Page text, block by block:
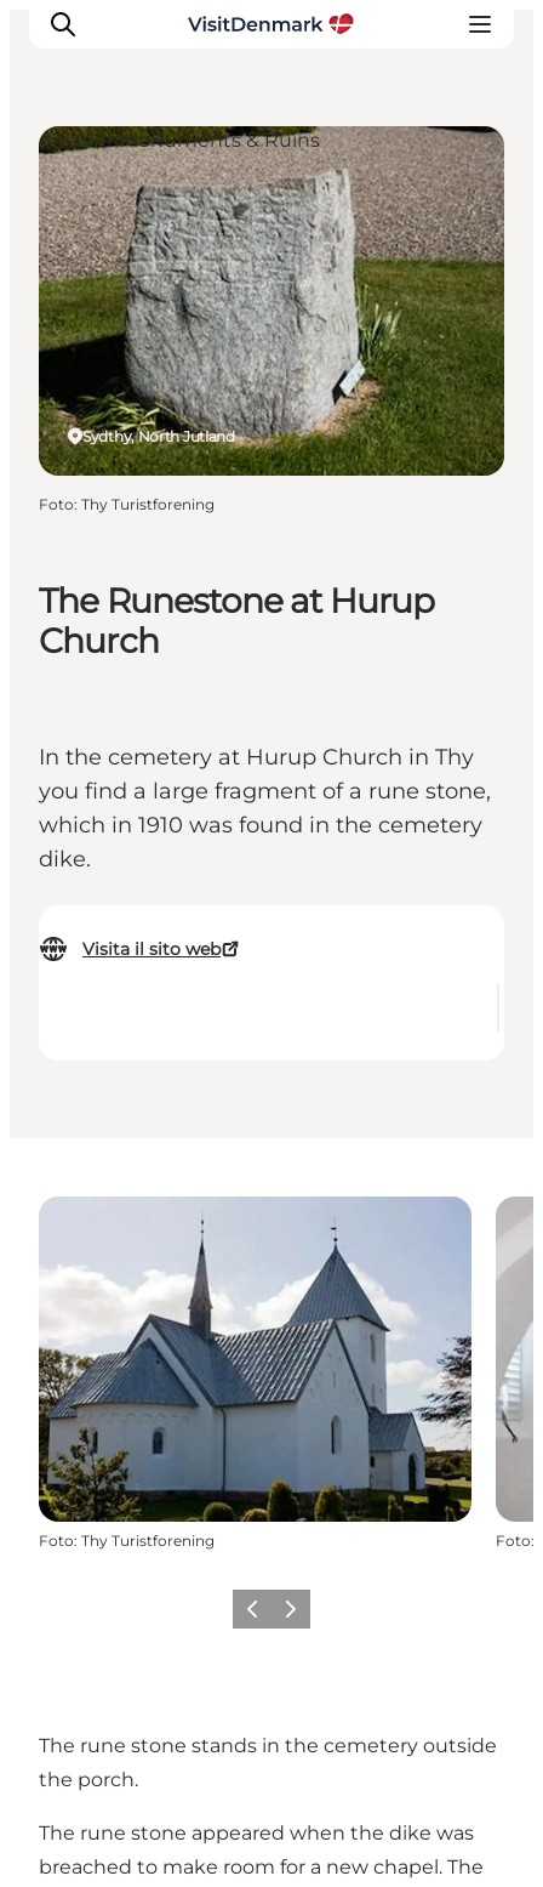
Ispirazioni
Dove andare
Cosa fare
Dove dormire
Pianifica il viaggio
The Runestone at Hurup
Church
In the cemetery at Hurup Church in Thy
you find a large fragment of a rune stone,
which in 1910 was found in the cemetery
dike.
Visita il sito web
Sydthy, North Jutland
Ancient Monuments & Ruins
Foto: Thy Turistforening
Foto: Thy Turistforening Foto:
Precedente
Avanti
The rune stone stands in the cemetery outside
the porch.
The rune stone appeared when the dike was
breached to make room for a new chapel. The